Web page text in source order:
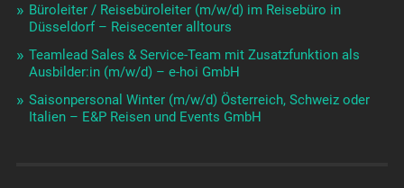
Büroleiter / Reisebüroleiter (m/w/d) im Reisebüro in
Düsseldorf – Reisecenter alltours
Teamlead Sales & Service-Team mit Zusatzfunktion als
Ausbilder:in (m/w/d) – e-hoi GmbH
Saisonpersonal Winter (m/w/d) Österreich, Schweiz oder
Italien – E&P Reisen und Events GmbH